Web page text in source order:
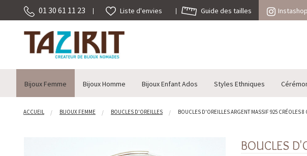
01 30 61 11 23 Liste d'envies Guide des tailles
Bijoux Femme Bijoux Homme Bijoux Enfant Ados Styles Ethniques
ACCUEIL BIJOUX FEMME BOUCLES D'OREILLES BOUCLES D'OREILLES ARGENT MASSIF 925 CRÉOLES 8
BOUCLES